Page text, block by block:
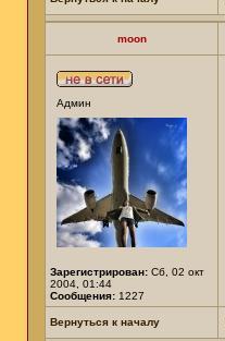
moon
Админ
Зарегистрирован: Сб, 02 окт
2004, 01:44
Сообщения: 1227
Вернуться к началу